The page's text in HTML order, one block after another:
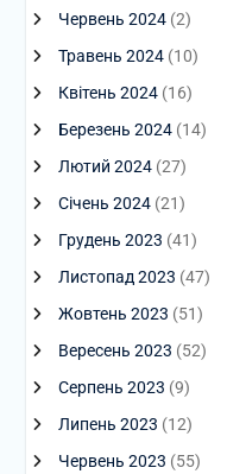
Червень 2024(2)
Травень 2024(10)
Квітень 2024(16)
Березень 2024(14)
Лютий 2024(27)
Січень 2024(21)
Грудень 2023 (41)
Листопад 2023 (47)
Жовтень 2023 (51)
Вересень 2023 (52)
Серпень 2023 (9)
Липень 2023 (12)
Червень 2023 (55)